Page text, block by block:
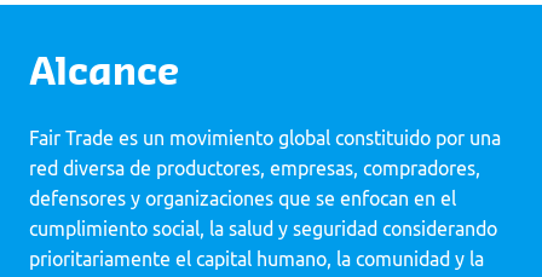
Alcance
Fair Trade es un movimiento global constituido por una
red diversa de productores, empresas, compradores,
defensores y organizaciones que se enfocan en el
cumplimiento social, la salud y seguridad considerando
prioritariamente el capital humano, la comunidad y la